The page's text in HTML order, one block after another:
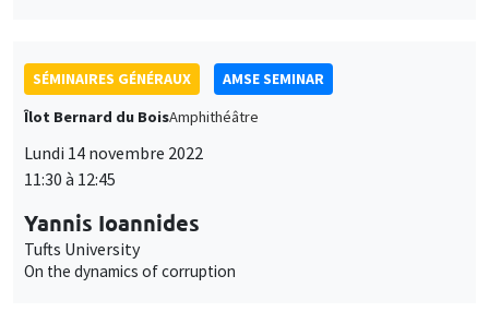
SÉMINAIRES GÉNÉRAUX
AMSE SEMINAR
Îlot Bernard du BoisAmphithéâtre
Lundi 14 novembre 2022
11:30 à 12:45
Yannis Ioannides
Tufts University
On the dynamics of corruption